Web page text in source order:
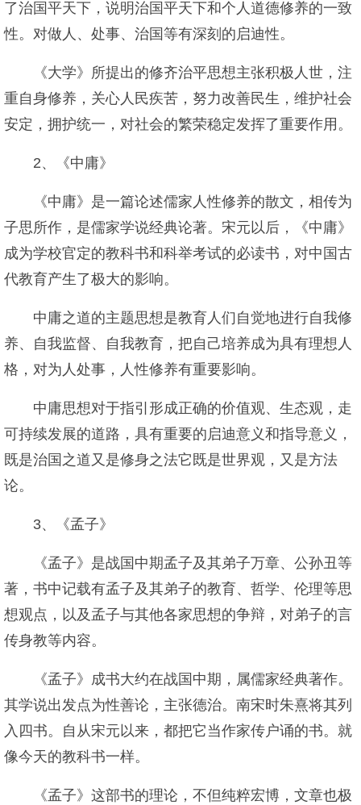
了治国平天下，说明治国平天下和个人道德修养的一致
性。对做人、处事、治国等有深刻的启迪性。
《大学》所提出的修齐治平思想主张积极人世，注
重自身修养，关心人民疾苦，努力改善民生，维护社会
安定，拥护统一，对社会的繁荣稳定发挥了重要作用。
2、《中庸》
《中庸》是一篇论述儒家人性修养的散文，相传为
子思所作，是儒家学说经典论著。宋元以后，《中庸》
成为学校官定的教科书和科举考试的必读书，对中国古
代教育产生了极大的影响。
中庸之道的主题思想是教育人们自觉地进行自我修
养、自我监督、自我教育，把自己培养成为具有理想人
格，对为人处事，人性修养有重要影响。
中庸思想对于指引形成正确的价值观、生态观，走
可持续发展的道路，具有重要的启迪意义和指导意义，
既是治国之道又是修身之法它既是世界观，又是方法
论。
3、《孟子》
《孟子》是战国中期孟子及其弟子万章、公孙丑等
著，书中记载有孟子及其弟子的教育、哲学、伦理等思
想观点，以及孟子与其他各家思想的争辩，对弟子的言
传身教等内容。
《孟子》成书大约在战国中期，属儒家经典著作。
其学说出发点为性善论，主张德治。南宋时朱熹将其列
入四书。自从宋元以来，都把它当作家传户诵的书。就
像今天的教科书一样。
《孟子》这部书的理论，不但纯粹宏博，文章也极